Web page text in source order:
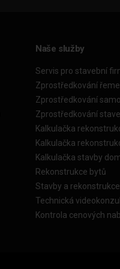
Naše služby
Servis pro stavební
Zprostředkování
Zprostředkování
Zprostředkování
Kalkulačka
Kalkulačka
Kalkulačka stavby
Rekonstrukce bytů
Stavby a
Technická
Kontrola cenových